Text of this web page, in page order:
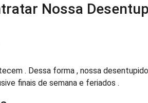
Nossa
. Dessa forma , nossa
finais de semana e feriados .